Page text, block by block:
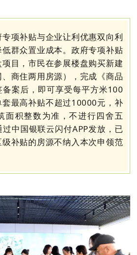
项补贴与企业让利优惠双向利
群众置业成本。政府专项补贴
目，市民在参展楼盘购买新建
商住两用房源），完成《商品
备案后，即可享受每平方米100
最高补贴不超过10000元，补
面积整数为准，不进行四舍五
中国银联云闪付APP发放，已
补贴的房源不纳入本次申领范